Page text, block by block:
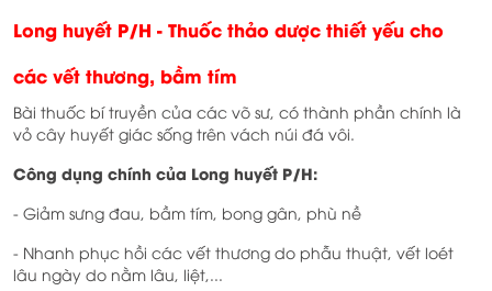
Long huyết P/H - Thuốc thảo dược thiết yếu cho
các vết thương, bầm tím
Bài thuốc bí truyền của các võ sư, có thành phần chính là
vỏ cây huyết giác sống trên vách núi đá vôi.
Công dụng chính của Long huyết P/H:
- Giảm sưng đau, bầm tím, bong gân, phù nề
- Nhanh phục hồi các vết thương do phẫu thuật, vết loét
lâu ngày do nằm lâu, liệt,...